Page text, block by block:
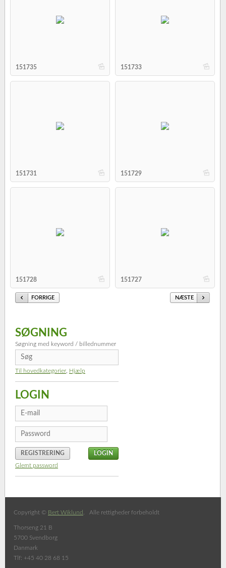
b
151735 b
151733
b
151731 b
151729
b
151728 b
151727
FORRIGE NÆSTE
SØGNING
Søgning med keyword / billednummer
Til hovedkategorier Hjælp
LOGIN
REGISTRERING
Glemt password
Copyright © Bert Wiklund . Alle rettigheder forbeholdt
Thorseng 21 B
5700 Svendborg
Danmark
Tlf: +45 40 28 68 15